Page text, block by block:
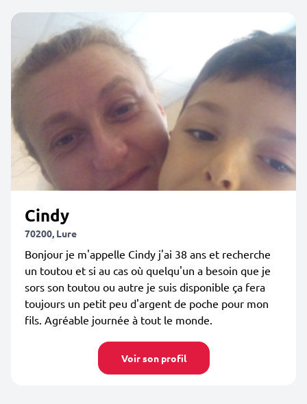
Cindy
70200, Lure
Bonjour je m'appelle Cindy j'ai 38 ans et recherche
un toutou et si au cas où quelqu'un a besoin que je
sors son toutou ou autre je suis disponible ça fera
toujours un petit peu d'argent de poche pour mon
fils. Agréable journée à tout le monde.
Voir son profil